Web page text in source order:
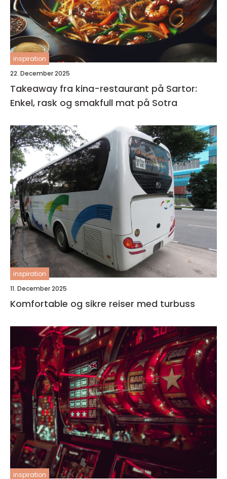
inspiration
22. December 2025
Takeaway fra kina-restaurant på Sartor:
Enkel, rask og smakfull mat på Sotra
inspiration
11. December 2025
Komfortable og sikre reiser med turbuss
inspiration